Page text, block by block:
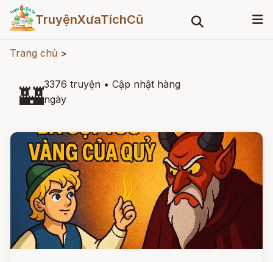
TruyệnXưaTíchCũ
Trang chủ >
🏰3376 truyện • Cập nhật hàng
ngày